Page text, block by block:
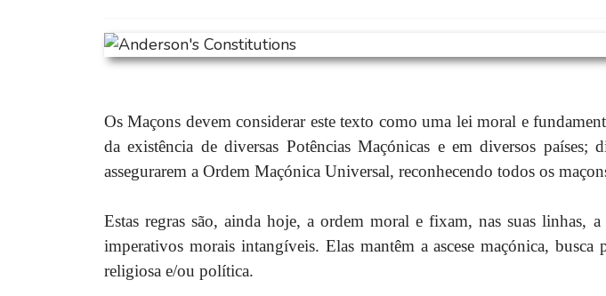
Os Maçons devem considerar este texto como uma lei moral e
da existência de diversas Potências Maçónicas e em diversos países;
assegurarem a Ordem Maçónica Universal, reconhecendo todos os
Estas regras são, ainda hoje, a ordem moral e fixam, nas suas linhas,
imperativos morais intangíveis. Elas mantêm a ascese maçónica,
religiosa e/ou política.